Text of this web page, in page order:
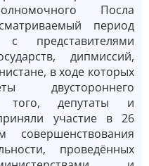
Посла
период
представителями
дипмиссий,
в ходе которых
двустороннего
того, депутаты и
участие в 26
проведённых